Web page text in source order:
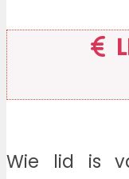
Wie lid is